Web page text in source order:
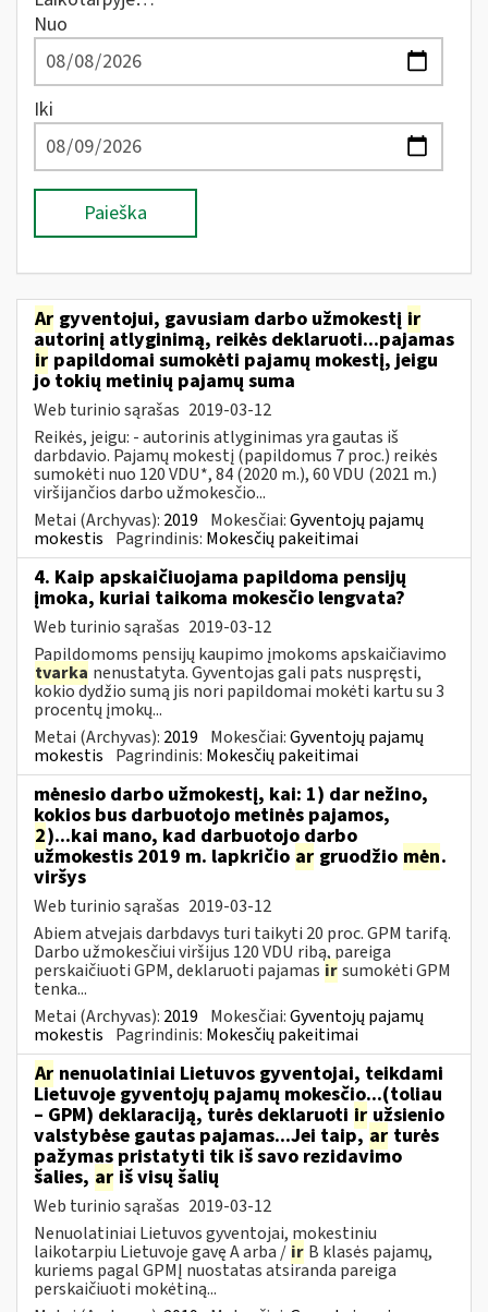
Nuo
Iki
Paieška
Ar gyventojui, gavusiam darbo užmokestį ir
autorinį atlyginimą, reikės deklaruoti...pajamas
ir papildomai sumokėti pajamų mokestį, jeigu
jo tokių metinių pajamų suma
Web turinio sąrašas 2019-03-12
Reikės, jeigu: - autorinis atlyginimas yra gautas iš
darbdavio. Pajamų mokestį (papildomus 7 proc.) reikės
sumokėti nuo 120 VDU*, 84 (2020 m.), 60 VDU (2021 m.)
viršijančios darbo užmokesčio...
Metai (Archyvas): 2019 Mokesčiai:Gyventojų pajamų
mokestis Pagrindinis: Mokesčių pakeitimai
4. Kaip apskaičiuojama papildoma pensijų
įmoka, kuriai taikoma mokesčio lengvata?
Web turinio sąrašas 2019-03-12
Papildomoms pensijų kaupimo įmokoms apskaičiavimo
tvarka nenustatyta. Gyventojas gali pats nuspręsti,
kokio dydžio sumą jis nori papildomai mokėti kartu su 3
procentų įmokų...
Metai (Archyvas): 2019 Mokesčiai:Gyventojų pajamų
mokestis Pagrindinis: Mokesčių pakeitimai
mėnesio darbo užmokestį, kai: 1) dar nežino,
kokios bus darbuotojo metinės pajamos,
2)...kai mano, kad darbuotojo darbo
užmokestis 2019 m. lapkričio ar gruodžio mėn.
viršys
Web turinio sąrašas 2019-03-12
Abiem atvejais darbdavys turi taikyti 20 proc. GPM tarifą.
Darbo užmokesčiui viršijus 120 VDU ribą, pareiga
perskaičiuoti GPM, deklaruoti pajamas irsumokėti GPM
tenka...
Metai (Archyvas): 2019 Mokesčiai:Gyventojų pajamų
mokestis Pagrindinis: Mokesčių pakeitimai
Ar nenuolatiniai Lietuvos gyventojai, teikdami
Lietuvoje gyventojų pajamų mokesčio...(toliau
– GPM) deklaraciją, turės deklaruoti ir užsienio
valstybėse gautas pajamas...Jei taip,ar turės
pažymas pristatyti tik iš savo rezidavimo
šalies, ar iš visų šalių
Web turinio sąrašas 2019-03-12
Nenuolatiniai Lietuvos gyventojai, mokestiniu
laikotarpiu Lietuvoje gavę A arba / ir B klasės pajamų,
kuriems pagal GPMĮ nuostatas atsiranda pareiga
perskaičiuoti mokėtiną...